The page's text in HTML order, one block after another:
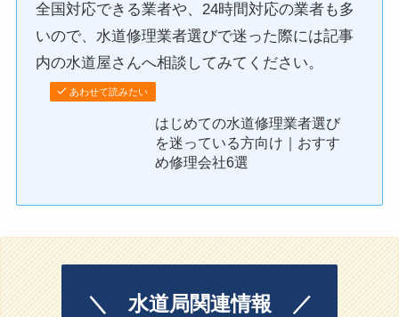
全国対応できる業者や、24時間対応の業者も多
いので、水道修理業者選びで迷った際には記事
内の水道屋さんへ相談してみてください。
あわせて読みたい
はじめての水道修理業者選び
を迷っている方向け｜おすす
め修理会社6選
＼ 水道局関連情報 ／